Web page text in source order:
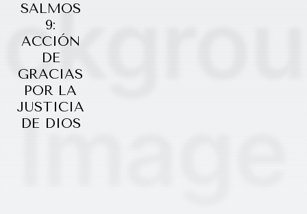
SALMOS
9:
ACCIÓN
DE
GRACIAS
POR LA
JUSTICIA
DE DIOS